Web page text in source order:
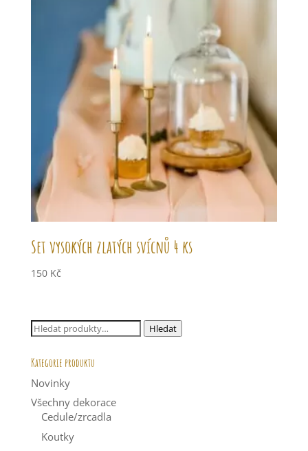
Set vysokých zlatých svícnů 4 ks
150 Kč
Hledat: Hledat
Kategorie produktu
Novinky
Všechny dekorace
Cedule/zrcadla
Koutky